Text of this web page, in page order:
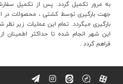
به مرور تکميل گردد. پس از تکميل
جهت بارگيري توسط کشتي ، محصولات در
بارگيري ميگردد. تمام اين عمليات زير نظر
اين شهر انجام شده تا حداکثر
فراهم گردد .